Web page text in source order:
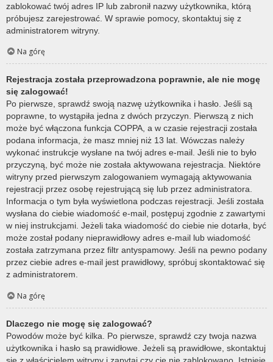
zablokować twój adres IP lub zabronił nazwy użytkownika, którą
próbujesz zarejestrować. W sprawie pomocy, skontaktuj się z
administratorem witryny.
Na górę
Rejestracja została przeprowadzona poprawnie, ale nie mogę
się zalogować!
Po pierwsze, sprawdź swoją nazwę użytkownika i hasło. Jeśli są
poprawne, to wystąpiła jedna z dwóch przyczyn. Pierwszą z nich
może być włączona funkcja COPPA, a w czasie rejestracji została
podana informacja, że masz mniej niż 13 lat. Wówczas należy
wykonać instrukcje wysłane na twój adres e-mail. Jeśli nie to było
przyczyną, być może nie została aktywowana rejestracja. Niektóre
witryny przed pierwszym zalogowaniem wymagają aktywowania
rejestracji przez osobę rejestrującą się lub przez administratora.
Informacja o tym była wyświetlona podczas rejestracji. Jeśli została
wysłana do ciebie wiadomość e-mail, postępuj zgodnie z zawartymi
w niej instrukcjami. Jeżeli taka wiadomość do ciebie nie dotarła, być
może został podany nieprawidłowy adres e-mail lub wiadomość
została zatrzymana przez filtr antyspamowy. Jeśli na pewno podany
przez ciebie adres e-mail jest prawidłowy, spróbuj skontaktować się
z administratorem.
Na górę
Dlaczego nie mogę się zalogować?
Powodów może być kilka. Po pierwsze, sprawdź czy twoja nazwa
użytkownika i hasło są prawidłowe. Jeżeli są prawidłowe, skontaktuj